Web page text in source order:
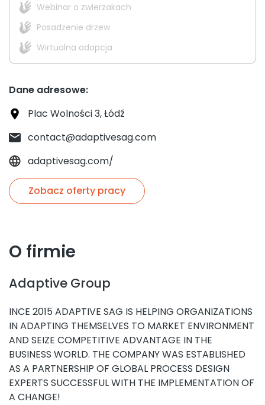
Webinar o zwierzakach
Posadzenie drzew
Wirtualna adopcja
Dane adresowe:
Plac Wolności 3, Łódź
contact@adaptivesag.com
adaptivesag.com/
Zobacz oferty pracy
O firmie
Adaptive Group
INCE 2015 ADAPTIVE SAG IS HELPING ORGANIZATIONS
IN ADAPTING THEMSELVES TO MARKET ENVIRONMENT
AND SEIZE COMPETITIVE ADVANTAGE IN THE
BUSINESS WORLD. THE COMPANY WAS ESTABLISHED
AS A PARTNERSHIP OF GLOBAL PROCESS DESIGN
EXPERTS SUCCESSFUL WITH THE IMPLEMENTATION OF
A CHANGE!